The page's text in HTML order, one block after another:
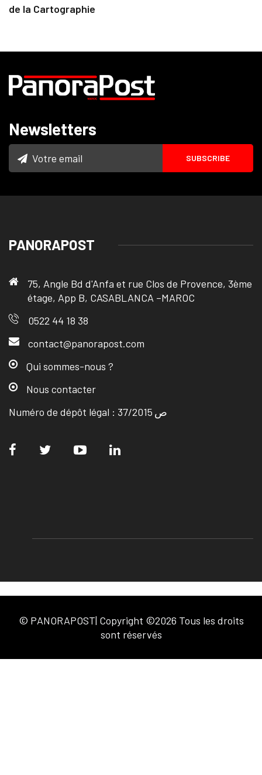
de la Cartographie
Newsletters
PANORAPOST
75, Angle Bd d'Anfa et rue Clos de Provence, 3ème
étage, App B, CASABLANCA –MAROC
0522 44 18 38
contact@panorapost.com
Qui sommes-nous ?
Nous contacter
Numéro de dépôt légal : ص 37/2015
© PANORAPOST| Copyright ©2026 Tous les droits
sont réservés